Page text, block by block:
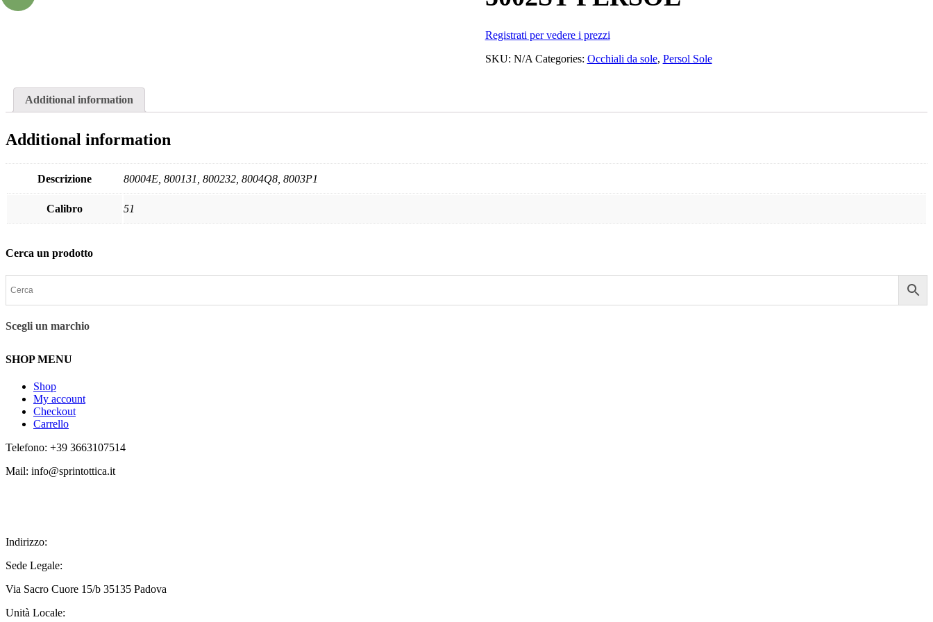
Registrati per vedere i prezzi
SKU: N/A Categories: Occhiali da sole, Persol Sole
Additional information
Additional information
Descrizione 80004E, 800131, 800232, 8004Q8, 8003P1
Calibro 51
Cerca un prodotto
Scegli un marchio
SHOP MENU
Shop
My account
Checkout
Carrello
Telefono: +39 3663107514
Mail: info@sprintottica.it
Indirizzo:
Sede Legale:
Via Sacro Cuore 15/b 35135 Padova
Unità Locale: